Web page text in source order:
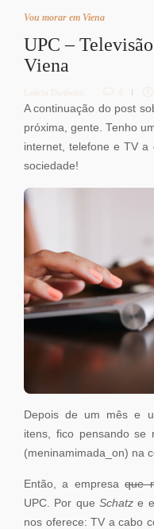
Vou morar em Viena
UPC –
Viena
Letícia Diethelm 6
A continuação do post
próxima, gente. Tenho
internet, telefone e TV a
sociedade!
Depois de um mês e
itens, fico pensando se
(meninamimada_on) na
Então, a empresaque
UPC. Por queSchatz e
nos oferece: TV a cabo